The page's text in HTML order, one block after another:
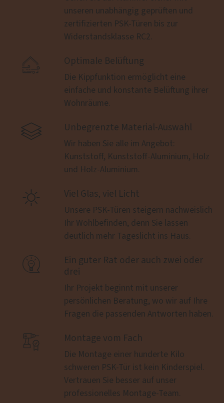
unseren unabhängig geprüften und
zertifizierten PSK-Türen bis zur
Widerstandsklasse RC2.
 Optimale Belüftung
Die Kippfunktion ermöglicht eine
einfache und konstante Belüftung ihrer
Wohnräume.
 Unbegrenzte Material-Auswahl
Wir haben Sie alle im Angebot:
Kunststoff, Kunststoff-Aluminium, Holz
und Holz-Aluminium.
 Viel Glas, viel Licht
Unsere PSK-Türen steigern nachweislich
Ihr Wohlbefinden, denn Sie lassen
deutlich mehr Tageslicht ins Haus.

Ein guter Rat oder auch zwei oder
drei
Ihr Projekt beginnt mit unserer
persönlichen Beratung, wo wir auf Ihre
Fragen die passenden Antworten haben.
 Montage vom Fach
Die Montage einer hunderte Kilo
schweren PSK-Tür ist kein Kinderspiel.
Vertrauen Sie besser auf unser
professionelles Montage-Team.